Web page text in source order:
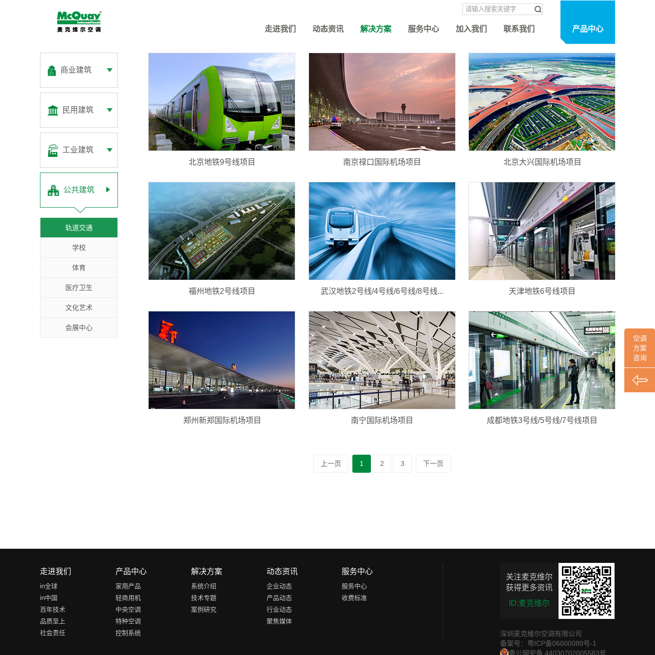
走进我们 动态资讯 解决方案 服务中心 加入我们 联系我们 产品中心
案例研究
商业建筑
民用建筑
工业建筑
公共建筑
轨道交通
学校
体育
医疗卫生
文化艺术
会展中心
北京地铁9号线项目 南京禄口国际机场项目 北京大兴国际机场项目
福州地铁2号线项目 武汉地铁2号线/4号线/6号线/8号线... 天津地铁6号线项目
郑州新郑国际机场项目 南宁国际机场项目 成都地铁3号线/5号线/7号线项目
上一页 1 2 3 下一页
走进我们
in全球
in中国
百年技术
品质至上
社会责任
产品中心
家用产品
轻商用机
中央空调
特种空调
控制系统
解决方案
系统介绍
技术专题
案例研究
动态资讯
企业动态
产品动态
行业动态
聚焦媒体
服务中心
服务中心
收费标准
关注麦克维尔
获得更多资讯
ID:麦克维尔
深圳麦克维尔空调有限公司
备案号：粤ICP备06000080号-1
粤公网安备 44030702005583号
空调
方案
咨询